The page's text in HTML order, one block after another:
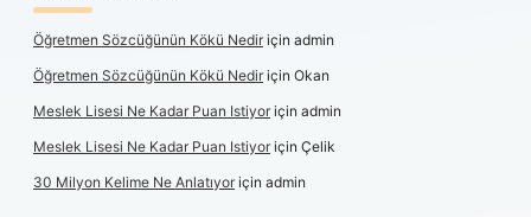
Öğretmen Sözcüğünün Kökü Nediriçin admin
Öğretmen Sözcüğünün Kökü Nediriçin Okan
Meslek Lisesi Ne Kadar Puan Istiyoriçin admin
Meslek Lisesi Ne Kadar Puan Istiyoriçin Çelik
30 Milyon Kelime Ne Anlatıyoriçin admin